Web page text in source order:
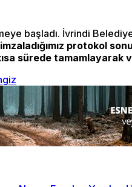
başladı. İvrindi
protokol
sürede tamamlayarak